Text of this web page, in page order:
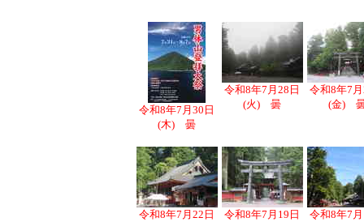
令和8年7月30日
(木) 曇
令和8年7月28日
(火) 曇
令和8年7
(金)
令和8年7月22日
令和8年7月19日
令和8年7